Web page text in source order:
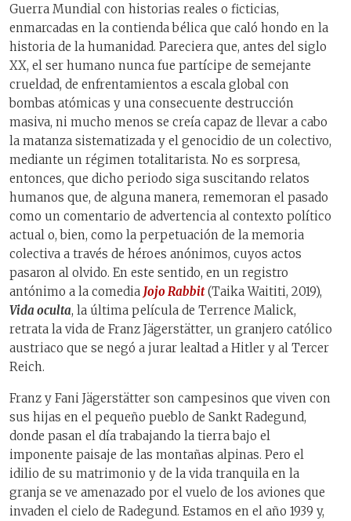
Guerra Mundial con historias reales o ficticias,
enmarcadas en la contienda bélica que caló hondo en la
historia de la humanidad. Pareciera que, antes del siglo
XX, el ser humano nunca fue partícipe de semejante
crueldad, de enfrentamientos a escala global con
bombas atómicas y una consecuente destrucción
masiva, ni mucho menos se creía capaz de llevar a cabo
la matanza sistematizada y el genocidio de un colectivo,
mediante un régimen totalitarista. No es sorpresa,
entonces, que dicho periodo siga suscitando relatos
humanos que, de alguna manera, rememoran el pasado
como un comentario de advertencia al contexto político
actual o, bien, como la perpetuación de la memoria
colectiva a través de héroes anónimos, cuyos actos
pasaron al olvido. En este sentido, en un registro
antónimo a la comedia Jojo Rabbit(Taika Waititi, 2019),
Vida oculta, la última película de Terrence Malick,
retrata la vida de Franz Jägerstätter, un granjero católico
austriaco que se negó a jurar lealtad a Hitler y al Tercer
Reich.
Franz y Fani Jägerstätter son campesinos que viven con
sus hijas en el pequeño pueblo de Sankt Radegund,
donde pasan el día trabajando la tierra bajo el
imponente paisaje de las montañas alpinas. Pero el
idilio de su matrimonio y de la vida tranquila en la
granja se ve amenazado por el vuelo de los aviones que
invaden el cielo de Radegund. Estamos en el año 1939 y,